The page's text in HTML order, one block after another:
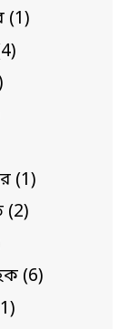
(1)
(1)
(2)
(6)